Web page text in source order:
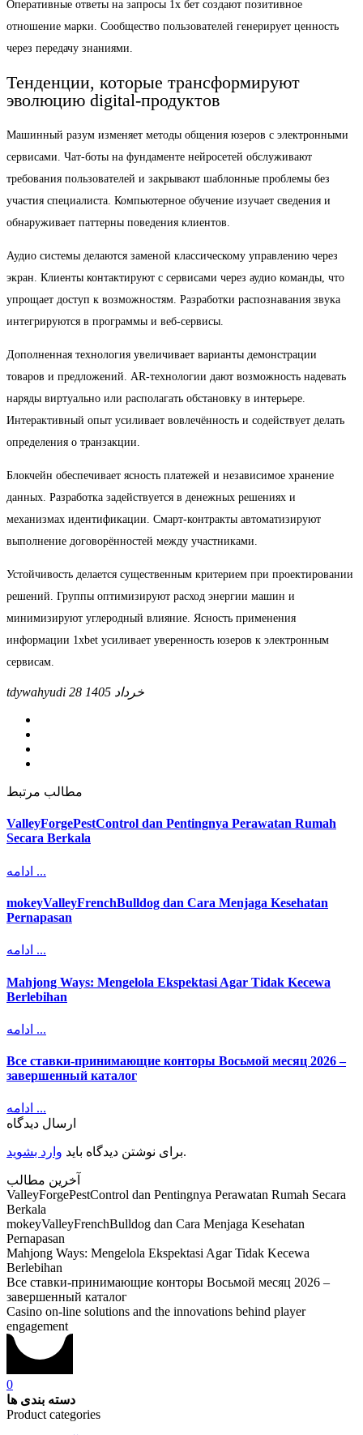
Оперативные ответы на запросы 1х бет создают позитивное
отношение марки. Сообщество пользователей генерирует ценность
через передачу знаниями.
Тенденции, которые трансформируют
эволюцию digital-продуктов
Машинный разум изменяет методы общения юзеров с электронными
сервисами. Чат-боты на фундаменте нейросетей обслуживают
требования пользователей и закрывают шаблонные проблемы без
участия специалиста. Компьютерное обучение изучает сведения и
обнаруживает паттерны поведения клиентов.
Аудио системы делаются заменой классическому управлению через
экран. Клиенты контактируют с сервисами через аудио команды, что
упрощает доступ к возможностям. Разработки распознавания звука
интегрируются в программы и веб-сервисы.
Дополненная технология увеличивает варианты демонстрации
товаров и предложений. AR-технологии дают возможность надевать
наряды виртуально или располагать обстановку в интерьере.
Интерактивный опыт усиливает вовлечённость и содействует делать
определения о транзакции.
Блокчейн обеспечивает ясность платежей и независимое хранение
данных. Разработка задействуется в денежных решениях и
механизмах идентификации. Смарт-контракты автоматизируют
выполнение договорённостей между участниками.
Устойчивость делается существенным критерием при проектировании
решений. Группы оптимизируют расход энергии машин и
минимизируют углеродный влияние. Ясность применения
информации 1xbet усиливает уверенность юзеров к электронным
сервисам.
tdywahyudi 28 خرداد 1405
مطالب مرتبط
ValleyForgePestControl dan Pentingnya Perawatan Rumah
Secara Berkala
ادامه ...
mokeyValleyFrenchBulldog dan Cara Menjaga Kesehatan
Pernapasan
ادامه ...
Mahjong Ways: Mengelola Ekspektasi Agar Tidak Kecewa
Berlebihan
ادامه ...
Все ставки-принимающие конторы Восьмой месяц 2026 –
завершенный каталог
ادامه ...
ارسال دیدگاه
برای نوشتن دیدگاه باید وارد بشوید .
آخرین مطالب
ValleyForgePestControl dan Pentingnya Perawatan Rumah Secara
Berkala
mokeyValleyFrenchBulldog dan Cara Menjaga Kesehatan
Pernapasan
Mahjong Ways: Mengelola Ekspektasi Agar Tidak Kecewa
Berlebihan
Все ставки-принимающие конторы Восьмой месяц 2026 –
завершенный каталог
Casino on-line solutions and the innovations behind player
engagement
0
دسته بندی ها
Product categories